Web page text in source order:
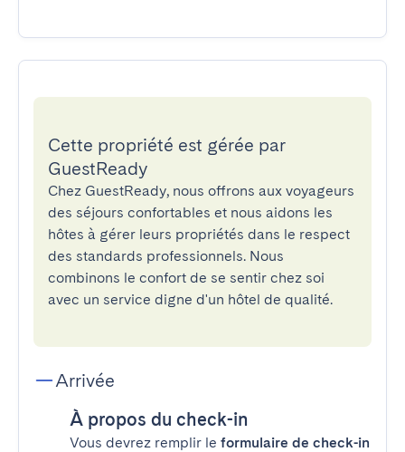
Cette propriété est gérée par
GuestReady
Chez GuestReady, nous offrons aux voyageurs
des séjours confortables et nous aidons les
hôtes à gérer leurs propriétés dans le respect
des standards professionnels. Nous
combinons le confort de se sentir chez soi
avec un service digne d'un hôtel de qualité.
Arrivée
À propos du check-in
Vous devrez remplir le formulaire de check-in